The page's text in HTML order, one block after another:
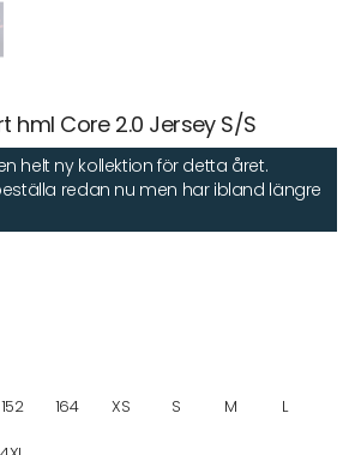
hml Core 2.0 Jersey S/S
helt ny kollektion för detta året.
redan nu men har ibland längre
152 164 XS S M L